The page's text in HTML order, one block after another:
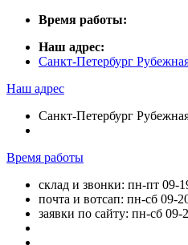
Время работы:
Наш адрес:
Санкт-Петербург
Наш адрес
Санкт-Петербург
Время работы
склад и звонки: пн-пт 09-
почта и вотсап: пн-сб 09-
заявки по сайту: пн-сб 09-